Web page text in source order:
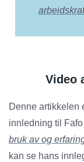
Video
Denne artikkelen
innledning til
bruk av og
kan se hans